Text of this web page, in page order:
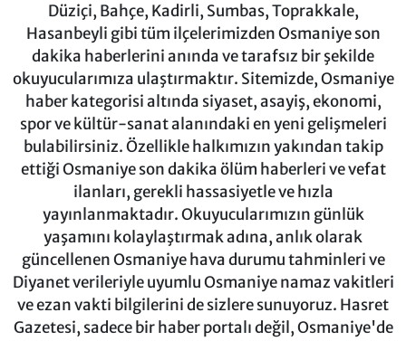
Düziçi, Bahçe, Kadirli, Sumbas, Toprakkale,
Hasanbeyli gibi tüm ilçelerimizden Osmaniye son
dakika haberlerini anında ve tarafsız bir şekilde
okuyucularımıza ulaştırmaktır. Sitemizde, Osmaniye
haber kategorisi altında siyaset, asayiş, ekonomi,
spor ve kültür-sanat alanındaki en yeni gelişmeleri
bulabilirsiniz. Özellikle halkımızın yakından takip
ettiği Osmaniye son dakika ölüm haberleri ve vefat
ilanları, gerekli hassasiyetle ve hızla
yayınlanmaktadır. Okuyucularımızın günlük
yaşamını kolaylaştırmak adına, anlık olarak
güncellenen Osmaniye hava durumu tahminleri ve
Diyanet verileriyle uyumlu Osmaniye namaz vakitleri
ve ezan vakti bilgilerini de sizlere sunuyoruz. Hasret
Gazetesi, sadece bir haber portalı değil, Osmaniye'de